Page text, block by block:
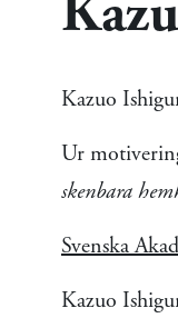
Kazuo
Ur
skenbara
Svenska
Kazuo